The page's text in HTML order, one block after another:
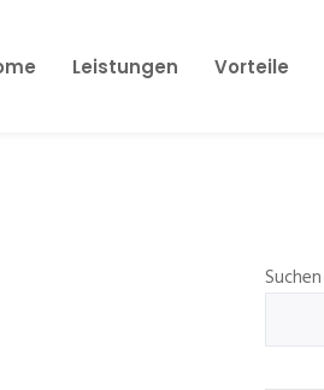
Leistungen Vorteile
Suchen